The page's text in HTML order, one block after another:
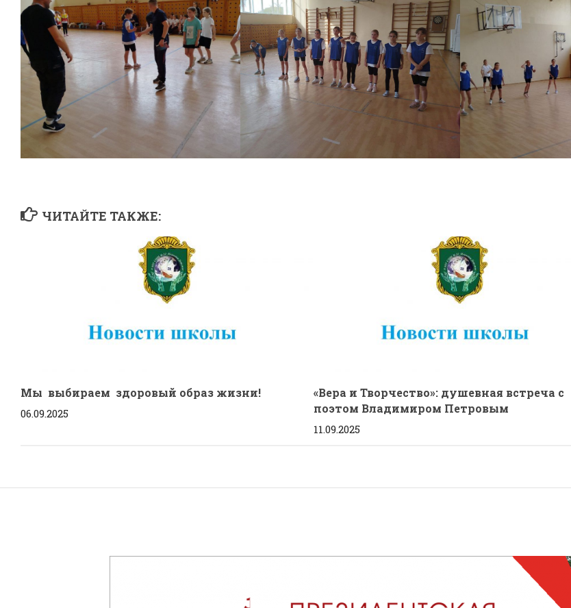
ЧИТАЙТЕ ТАКЖЕ:
Мы выбираем здоровый образ жизни!
06.09.2025
«Вера и Творчество»: душевная встреча с
поэтом Владимиром Петровым
11.09.2025